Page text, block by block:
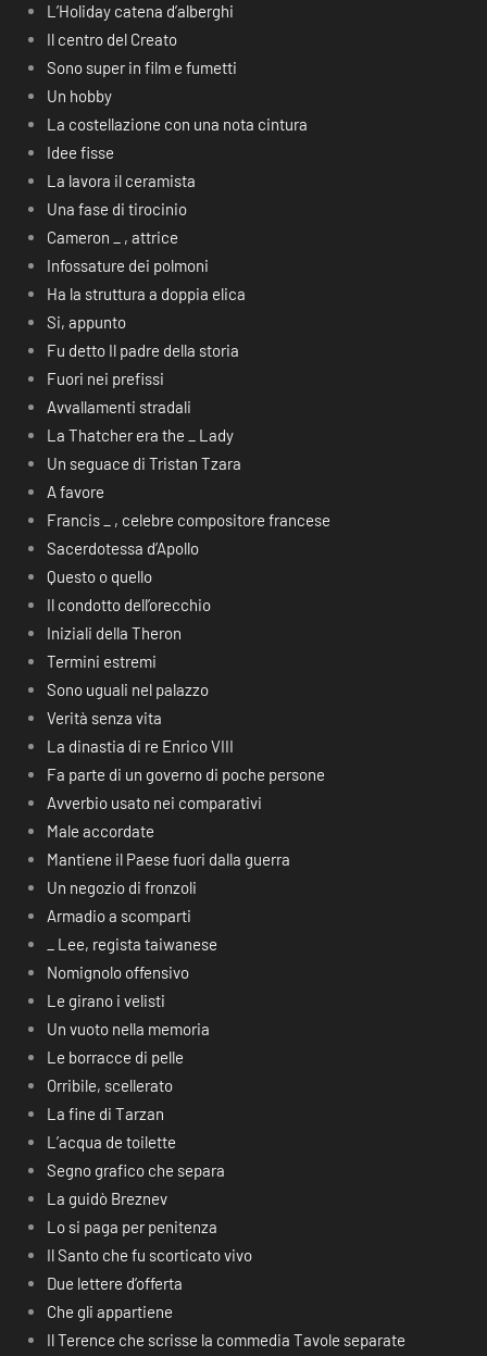
L’Holiday catena d’alberghi
Il centro del Creato
Sono super in film e fumetti
Un hobby
La costellazione con una nota cintura
Idee fisse
La lavora il ceramista
Una fase di tirocinio
Cameron _ , attrice
Infossature dei polmoni
Ha la struttura a doppia elica
Si, appunto
Fu detto Il padre della storia
Fuori nei prefissi
Avvallamenti stradali
La Thatcher era the _ Lady
Un seguace di Tristan Tzara
A favore
Francis _ , celebre compositore francese
Sacerdotessa d’Apollo
Questo o quello
Il condotto dell’orecchio
Iniziali della Theron
Termini estremi
Sono uguali nel palazzo
Verità senza vita
La dinastia di re Enrico VIII
Fa parte di un governo di poche persone
Avverbio usato nei comparativi
Male accordate
Mantiene il Paese fuori dalla guerra
Un negozio di fronzoli
Armadio a scomparti
_ Lee, regista taiwanese
Nomignolo offensivo
Le girano i velisti
Un vuoto nella memoria
Le borracce di pelle
Orribile, scellerato
La fine di Tarzan
L’acqua de toilette
Segno grafico che separa
La guidò Breznev
Lo si paga per penitenza
Il Santo che fu scorticato vivo
Due lettere d’offerta
Che gli appartiene
Il Terence che scrisse la commedia Tavole separate